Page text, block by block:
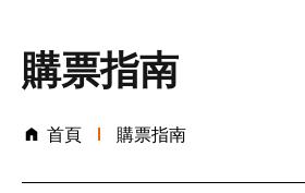
購票指南
首頁 購票指南